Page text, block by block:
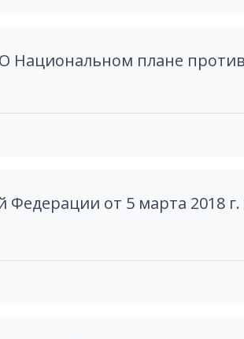
Национальном плане
Федерации от 5 марта 2018